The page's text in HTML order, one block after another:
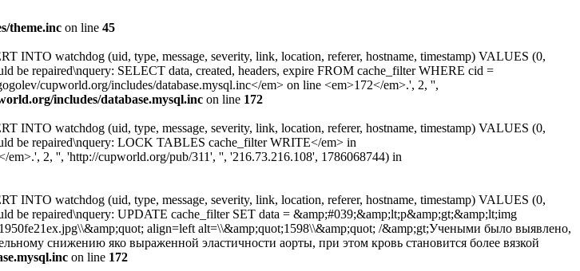
theme.inc on line 45
INTO watchdog (uid, type, message, severity, link, location, referer, hostname, timestamp) VALUES (0,
be repaired\nquery: SELECT data, created, headers, expire FROM cache_filter WHERE cid =
cupworld.org/includes/database.mysql.inc</em> on line <em>172</em>.', 2, '',
includes/database.mysql.inc on line 172
INTO watchdog (uid, type, message, severity, link, location, referer, hostname, timestamp) VALUES (0,
be repaired\nquery: LOCK TABLES cache_filter WRITE</em> in
2, '', 'http://cupworld.org/pub/311', '', '216.73.216.108', 1786068744) in
INTO watchdog (uid, type, message, severity, link, location, referer, hostname, timestamp) VALUES (0,
be repaired\nquery: UPDATE cache_filter SET data = &amp;#039;&amp;lt;p&amp;gt;&amp;lt;img
align=left alt=\\&amp;quot;1598\\&amp;quot; /&amp;gt;Учеными было выявлено,
снижению яко выраженной эластичности аорты, при этом кровь становится более вязкой
on line 172